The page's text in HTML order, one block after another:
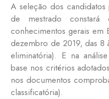
A seleção dos
de mestrado constará
conhecimentos gerais
dezembro de 2019, das 8
eliminatória). E na
base nos critérios
nos documentos
classificatória).